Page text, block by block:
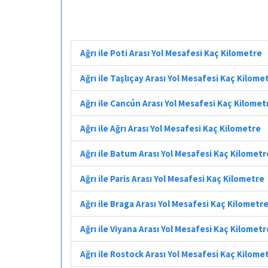
Ağrı ile Poti Arası Yol Mesafesi Kaç Kilometre
Ağrı ile Taşlıçay Arası Yol Mesafesi Kaç
Ağrı ile Cancún Arası Yol Mesafesi Kaç
Ağrı ile Ağrı Arası Yol Mesafesi Kaç Kilometre
Ağrı ile Batum Arası Yol Mesafesi Kaç
Ağrı ile Paris Arası Yol Mesafesi Kaç Kilometre
Ağrı ile Braga Arası Yol Mesafesi Kaç Kilometre
Ağrı ile Viyana Arası Yol Mesafesi Kaç
Ağrı ile Rostock Arası Yol Mesafesi Kaç